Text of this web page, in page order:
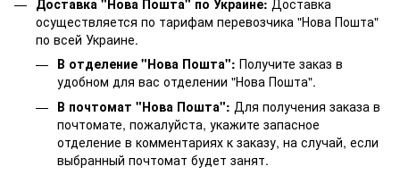
осуществляется по тарифам перевозчика "Нова Пошта"
по всей Украине.
В отделение "Нова Пошта": Получите заказ в
удобном для вас отделении "Нова Пошта".
В почтомат "Нова Пошта": Для получения заказа в
почтомате, пожалуйста, укажите запасное
отделение в комментариях к заказу, на случай, если
выбранный почтомат будет занят.